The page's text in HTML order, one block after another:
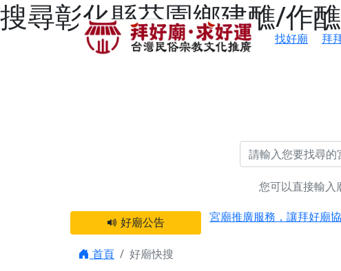
搜尋彰化縣芬園鄉建醮/作
找好廟
拜
您可以直接輸入
好廟公告
感謝 【新竹縣新豐鄉 池
宮廟推廣服務，讓拜好廟
首頁 好廟快搜